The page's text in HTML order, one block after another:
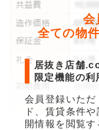
会
全ての物
居抜き店舗
限定機能の利
会員登録いた
ド、賃貸条件
開情報を閲覧す